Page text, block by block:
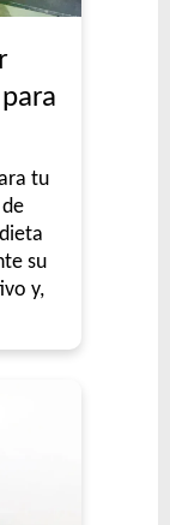
tu
su
y,